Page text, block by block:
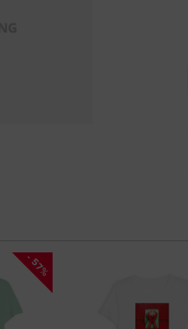
- 57%